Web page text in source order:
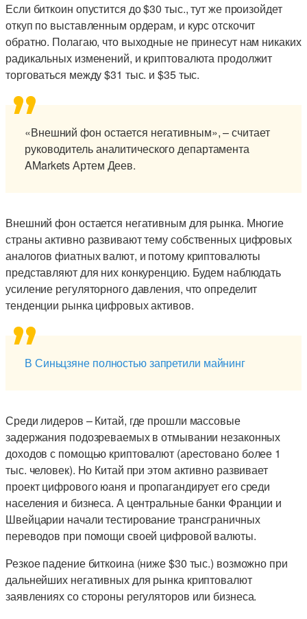
Если биткоин опустится до $30 тыс., тут же произойдет
откуп по выставленным ордерам, и курс отскочит
обратно. Полагаю, что выходные не принесут нам никаких
радикальных изменений, и криптовалюта продолжит
торговаться между $31 тыс. и $35 тыс.
«Внешний фон остается негативным», – считает
руководитель аналитического департамента
AMarkets Артем Деев.
Внешний фон остается негативным для рынка. Многие
страны активно развивают тему собственных цифровых
аналогов фиатных валют, и потому криптовалюты
представляют для них конкуренцию. Будем наблюдать
усиление регуляторного давления, что определит
тенденции рынка цифровых активов.
В Синьцзяне полностью запретили майнинг
Среди лидеров – Китай, где прошли массовые
задержания подозреваемых в отмывании незаконных
доходов с помощью криптовалют (арестовано более 1
тыс. человек). Но Китай при этом активно развивает
проект цифрового юаня и пропагандирует его среди
населения и бизнеса. А центральные банки Франции и
Швейцарии начали тестирование трансграничных
переводов при помощи своей цифровой валюты.
Резкое падение биткоина (ниже $30 тыс.) возможно при
дальнейших негативных для рынка криптовалют
заявлениях со стороны регуляторов или бизнеса.